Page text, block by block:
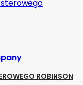
ROBINSON